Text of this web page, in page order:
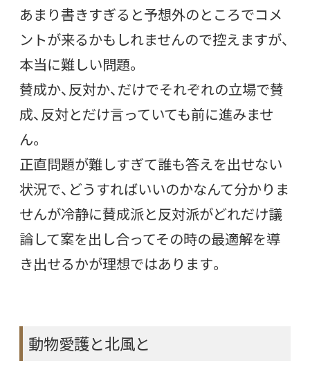
あまり書きすぎると予想外のところでコメ
ントが来るかもしれませんので控えますが、
本当に難しい問題。
賛成か、反対か、だけでそれぞれの立場で賛
成、反対とだけ言っていても前に進みませ
ん。
正直問題が難しすぎて誰も答えを出せない
状況で、どうすればいいのかなんて分かりま
せんが冷静に賛成派と反対派がどれだけ議
論して案を出し合ってその時の最適解を導
き出せるかが理想ではあります。
動物愛護と北風と